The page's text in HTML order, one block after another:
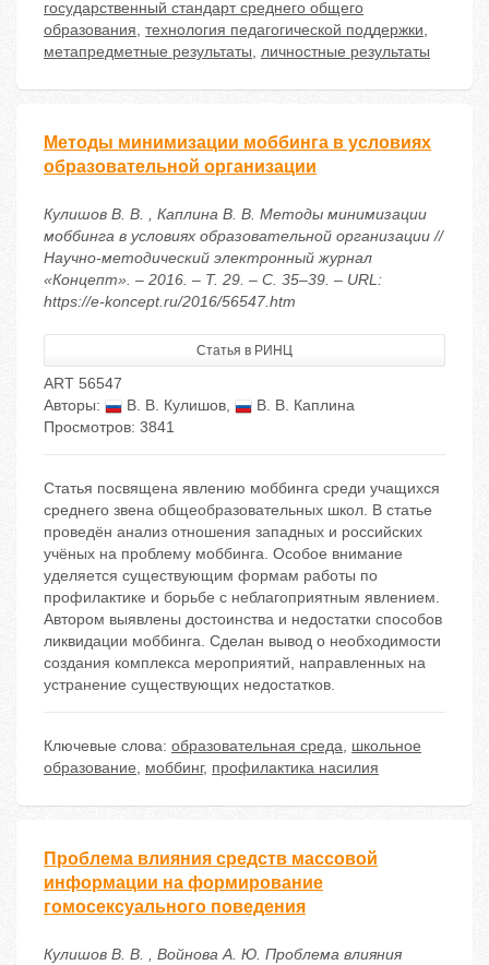
государственный стандарт среднего общего
образования, технология педагогической поддержки,
метапредметные результаты, личностные результаты
Методы минимизации моббинга в условиях
образовательной организации
Кулишов В. В. , Каплина В. В. Методы минимизации
моббинга в условиях образовательной организации //
Научно-методический электронный журнал
«Концепт». – 2016. – Т. 29. – С. 35–39. – URL:
https://e-koncept.ru/2016/56547.htm
Статья в РИНЦ
ART 56547
Авторы:
В. В. Кулишов,
В. В. Каплина
Просмотров: 3841
Статья посвящена явлению моббинга среди учащихся
среднего звена общеобразовательных школ. В статье
проведён анализ отношения западных и российских
учёных на проблему моббинга. Особое внимание
уделяется существующим формам работы по
профилактике и борьбе с неблагоприятным явлением.
Автором выявлены достоинства и недостатки способов
ликвидации моббинга. Сделан вывод о необходимости
создания комплекса мероприятий, направленных на
устранение существующих недостатков.
Ключевые слова: образовательная среда, школьное
образование, моббинг, профилактика насилия
Проблема влияния средств массовой
информации на формирование
гомосексуального поведения
Кулишов В. В. , Войнова А. Ю. Проблема влияния